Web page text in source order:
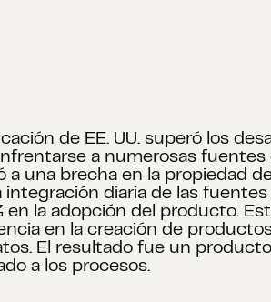
de EE. UU. superó los
a numerosas fuentes
una brecha en la propiedad
diaria de las fuentes
la adopción del producto.
en la creación de
El resultado fue un
a los procesos.